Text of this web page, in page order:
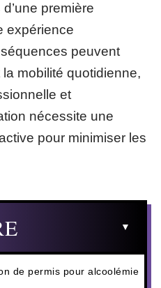
première
expérience
peuvent
mobilité quotidienne,
et
nécessite une
pour minimiser les
de permis pour alcoolémie